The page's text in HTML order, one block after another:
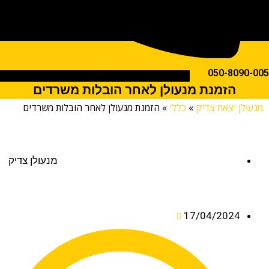
050-
הזמנת מנעולן לאחר הובלות משרדים
יצאת צדיק »כללי»הזמנת מנעולן לאחר הובלות משרדים
מנעולן צדיק
17/04/2024